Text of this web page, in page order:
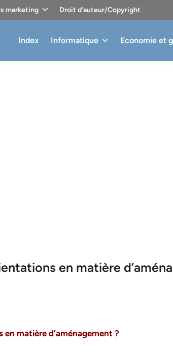
marketing Droit d’auteur/Copyright
Index Informatique Economie et
en matière
matière d’aménagement ?